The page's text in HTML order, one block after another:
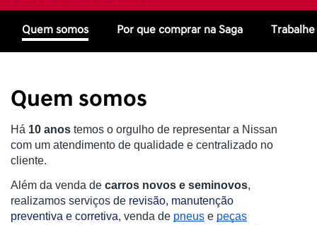
Quem somos Por que comprar na Saga
Quem somos
Há 10 anos temos o orgulho de representar a Nissan
com um atendimento de qualidade e centralizado no
cliente.
Além da venda de carros novos e seminovos,
realizamos serviços de revisão, manutenção
preventiva e corretiva, venda de pneus e peças